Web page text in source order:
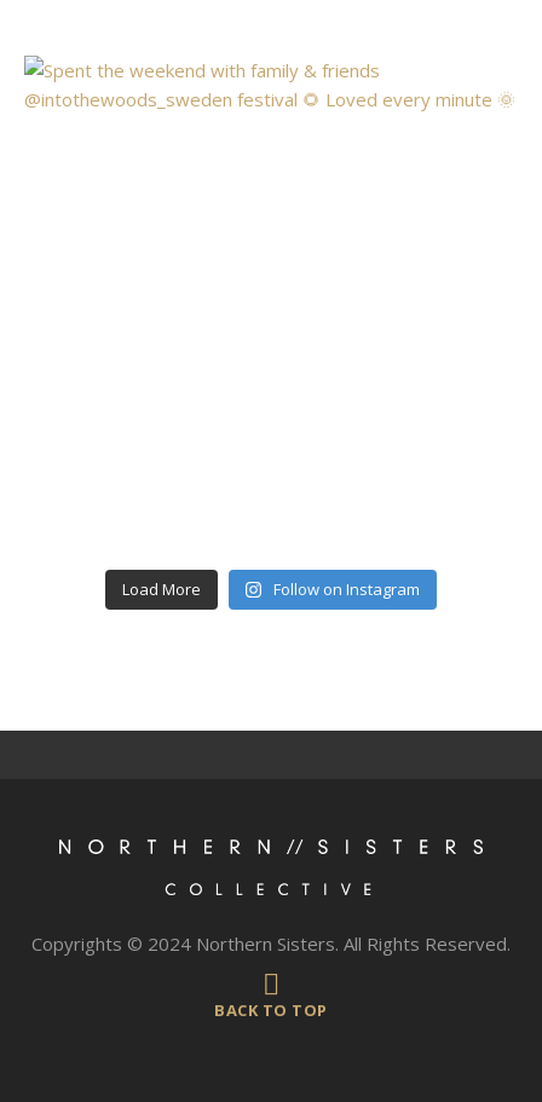
Load More Follow on Instagram
Copyrights © 2024 Northern Sisters. All Rights Reserved.
BACK TO TOP